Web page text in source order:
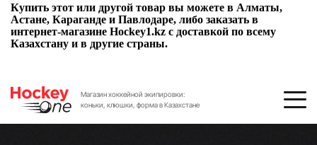
Купить этот или другой товар вы можете в Алматы,
Астане, Караганде и Павлодаре, либо заказать в
интернет-магазине Hockey1.kz с доставкой по всему
Казахстану и в другие страны.
Магазин хоккейной экипировки:
коньки, клюшки, форма в Казахстане